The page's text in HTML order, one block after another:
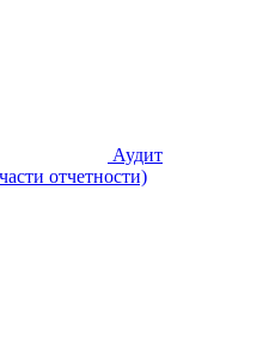
Аудит
отчетности)